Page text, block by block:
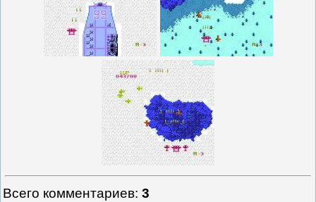
Всего комментариев: 3